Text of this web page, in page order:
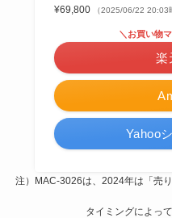
¥69,800
（2025/06/22 20:03
＼お買い物
楽
Yahoo
注）MAC-3026は、2024年は「売
タイミングによっ